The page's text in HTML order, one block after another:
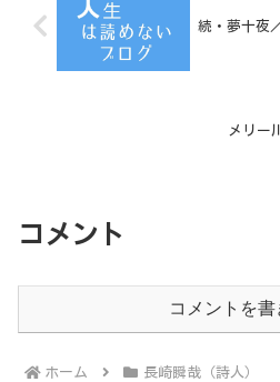
続・夢十夜
メリー
コメント
コメントを書
ホーム 長崎瞬哉（詩人）